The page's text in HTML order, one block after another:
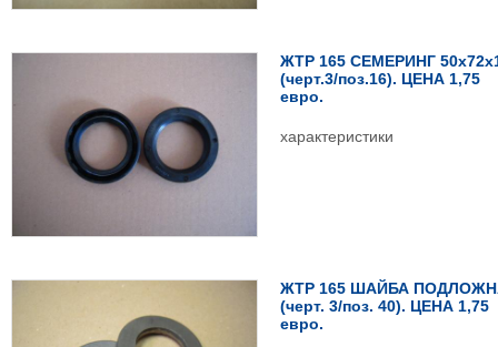
ЖТР 165 СЕМЕРИНГ
(черт.3/поз.16). ЦЕНА 1,75
евро.
характеристики
ЖТР 165 ШАЙБА
(черт. 3/поз. 40). ЦЕНА 1,75
евро.